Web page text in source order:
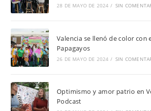
28 DE MAYO DE 2024 / SIN
Valencia se llenó de color con
Papagayos
26 DE MAYO DE 2024 / SIN
Optimismo y amor patrio en
Podcast